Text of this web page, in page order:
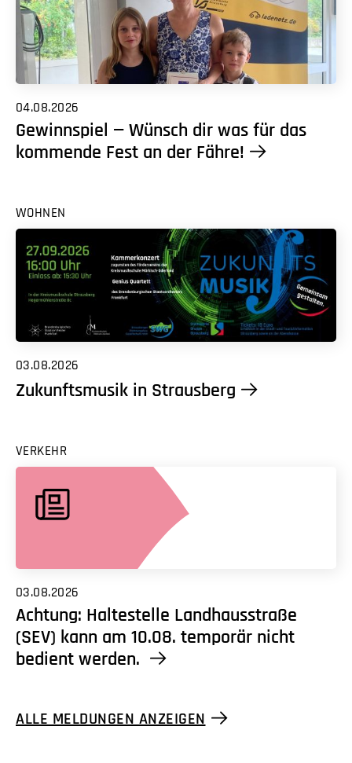
04.08.2026
Gewinnspiel — Wünsch dir was für das
kommende Fest an der Fähre!
WOHNEN
03.08.2026
Zukunftsmusik in Strausberg
VERKEHR
03.08.2026
Achtung: Haltestelle Landhausstraße
(SEV) kann am 10.08. temporär nicht
bedient werden.
ALLE MELDUNGEN ANZEIGEN